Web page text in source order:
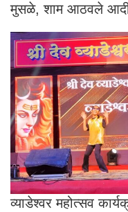
मुसळे, शाम आठवले आदी
व्याडेश्वर महोत्सव